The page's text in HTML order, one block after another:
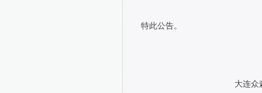
特此公告。
大连众森中小企业